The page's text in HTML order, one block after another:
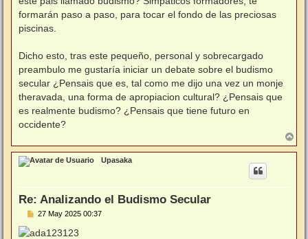
formarán paso a paso, para tocar el fondo de las preciosas
piscinas.
Dicho esto, tras este pequeño, personal y sobrecargado
preambulo me gustaría iniciar un debate sobre el budismo
secular ¿Pensais que es, tal como me dijo una vez un monje
theravada, una forma de apropiacion cultural? ¿Pensais que
es realmente budismo? ¿Pensais que tiene futuro en
occidente?
r
r
Upasaka
Re: Analizando el Budismo Secular
M
n
27 May 2025 00:37